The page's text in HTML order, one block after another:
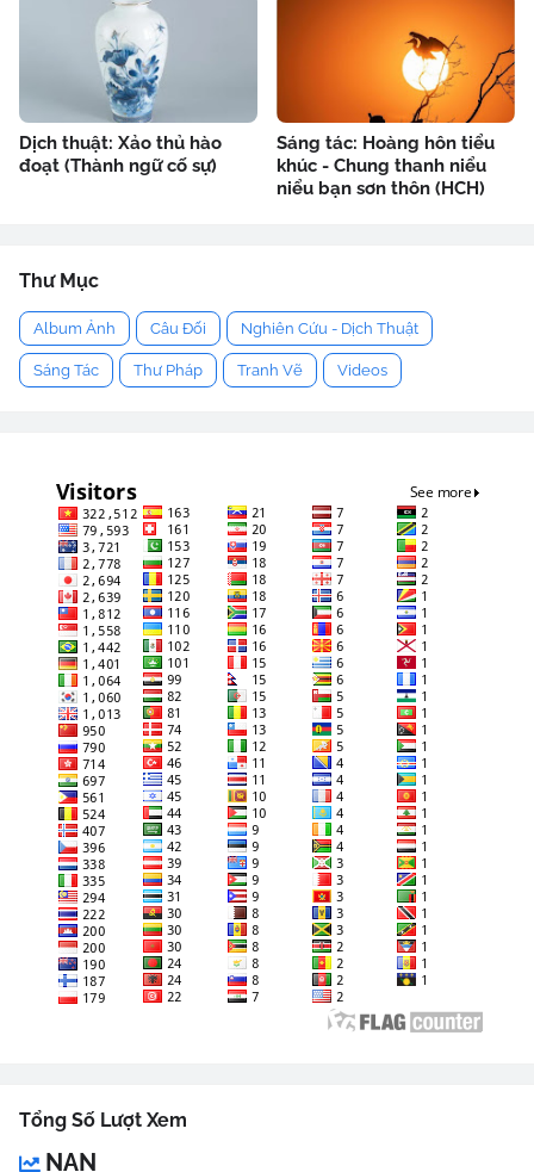
Dịch thuật: Xảo thủ hào
đoạt (Thành ngữ cố sự)
Sáng tác: Hoàng hôn tiểu
khúc - Chung thanh niểu
niểu bạn sơn thôn (HCH)
Thư Mục
Album Ảnh Câu Đối Nghiên Cứu - Dịch Thuật
Sáng Tác Thư Pháp Tranh Vẽ Videos
Tổng Số Lượt Xem
NAN